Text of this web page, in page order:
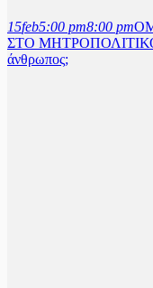
15feb5:00 pm8:00 pm
ΣΤΟ
άνθρωπος;